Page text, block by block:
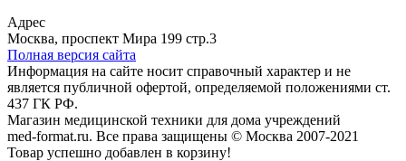
Адрес
Москва, проспект Мира 199 стр.3
Полная версия сайта
Информация на сайте носит справочный характер и не
является публичной офертой, определяемой положениями ст.
437 ГК РФ.
Магазин медицинской техники для дома учреждений
med-format.ru. Все права защищены © Москва 2007-2021
Товар успешно добавлен в корзину!